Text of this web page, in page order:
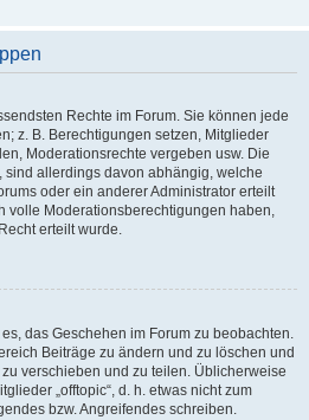
Rechte im Forum. Sie können jede
z. B. Berechtigungen setzen, Mitglieder
Moderationsrechte vergeben usw. Die
sind allerdings davon abhängig, welche
oder ein anderer Administrator erteilt
volle Moderationsberechtigungen haben,
erteilt wurde.
das Geschehen im Forum zu beobachten.
Beiträge zu ändern und zu löschen und
verschieben und zu teilen. Üblicherweise
„offtopic“, d. h. etwas nicht zum
bzw. Angreifendes schreiben.